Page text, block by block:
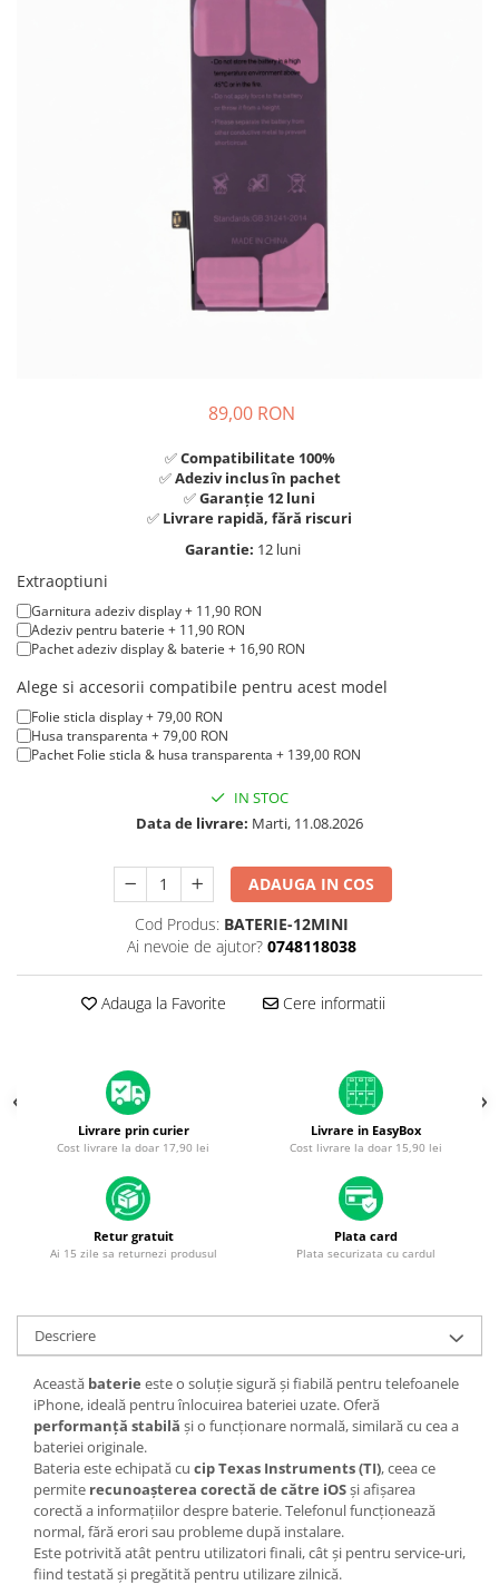
A2338 (M1/M2 13” 2020-2022)
A1369 (13” 2010-2011)
A1932 (13” 2018-2019)
A2179 (13” 2020)
A2337 (M1 13” 2020)
A2681 (M2 13” 2022)
A2941 (M2 15” 2023)
A3113 (M3 13” 2024)
A3240 (M4 13” 2025)
A1278 (Unibody 13” 2009-2012)
A1297 (Unibody 17” 2009-2011)
A1342 (Unibody 13” 2009-2010)
A1534 (Retina 12” 2015-2017)
Piese & Accesorii iPhone
iPhone 16 Pro
iPhone 17 Pro
iPhone 15 Pro Max
iPhone 16 Plus
iPhone 15 Pro
iPhone 15 Plus
iPhone 15
iPhone 14 Pro Max
iPhone 14 Pro
iPhone 14 Plus
iPhone 14
iPhone 13 Pro Max
iPhone 13 Pro
89,00 RON
✅Compatibilitate 100%
✅Adeziv inclus în pachet
✅Garanție 12 luni
✅ Livrare rapidă, fără riscuri
Garantie: 12 luni
Extraoptiuni
Garnitura adeziv display + 11,90 RON
Adeziv pentru baterie + 11,90 RON
Pachet adeziv display & baterie + 16,90 RON
Alege si accesorii compatibile pentru acest model
Folie sticla display + 79,00 RON
Husa transparenta + 79,00 RON
Pachet Folie sticla & husa transparenta + 139,00 RON
IN STOC
Data de livrare: Marti, 11.08.2026
ADAUGA IN COS
Cod Produs: BATERIE-12MINI
Ai nevoie de ajutor? 0748118038
Adauga la Favorite Cere informatii
Livrare prin curier
Cost livrare la doar 17,90 lei
Livrare in EasyBox
Cost livrare la doar 15,90 lei
Retur gratuit
Ai 15 zile sa returnezi produsul
Plata card
Plata securizata cu cardul
Descriere
Această baterie este o soluție sigură și fiabilă pentru telefoanele
iPhone, ideală pentru înlocuirea bateriei uzate. Oferă
performanță stabilă și o funcționare normală, similară cu cea a
bateriei originale.
Bateria este echipată cu cip Texas Instruments (TI), ceea ce
permite recunoașterea corectă de către iOSși afișarea
corectă a informațiilor despre baterie. Telefonul funcționează
normal, fără erori sau probleme după instalare.
Este potrivită atât pentru utilizatori finali, cât și pentru service-uri,
fiind testată și pregătită pentru utilizare zilnică.